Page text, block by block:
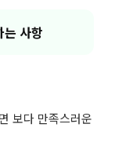
는 사항
보다 만족스러운